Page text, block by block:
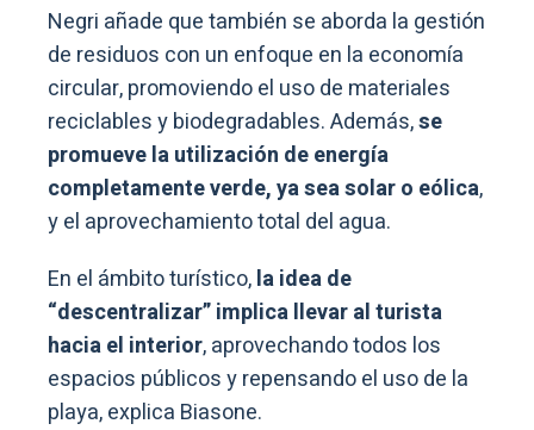
Negri añade que también se aborda la gestión
de residuos con un enfoque en la economía
circular, promoviendo el uso de materiales
reciclables y biodegradables. Además,se
promueve la utilización de energía
completamente verde, ya sea solar o eólica,
y el aprovechamiento total del agua.
En el ámbito turístico,la idea de
“descentralizar” implica llevar al turista
hacia el interior, aprovechando todos los
espacios públicos y repensando el uso de la
playa, explica Biasone.